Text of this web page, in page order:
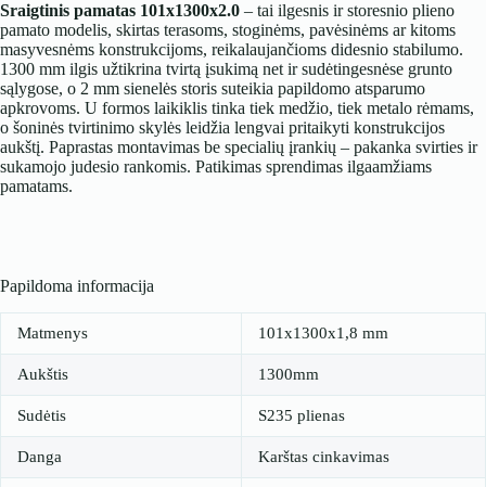
Sraigtinis pamatas 101x1300x2.0 – tai ilgesnis ir storesnio plieno
pamato modelis, skirtas terasoms, stoginėms, pavėsinėms ar kitoms
masyvesnėms konstrukcijoms, reikalaujančioms didesnio stabilumo.
1300 mm ilgis užtikrina tvirtą įsukimą net ir sudėtingesnėse grunto
sąlygose, o 2 mm sienelės storis suteikia papildomo atsparumo
apkrovoms. U formos laikiklis tinka tiek medžio, tiek metalo rėmams,
o šoninės tvirtinimo skylės leidžia lengvai pritaikyti konstrukcijos
aukštį. Paprastas montavimas be specialių įrankių – pakanka svirties ir
sukamojo judesio rankomis. Patikimas sprendimas ilgaamžiams
pamatams.
Papildoma informacija
Matmenys 101x1300x1,8 mm
Aukštis 1300mm
Sudėtis S235 plienas
Danga Karštas cinkavimas